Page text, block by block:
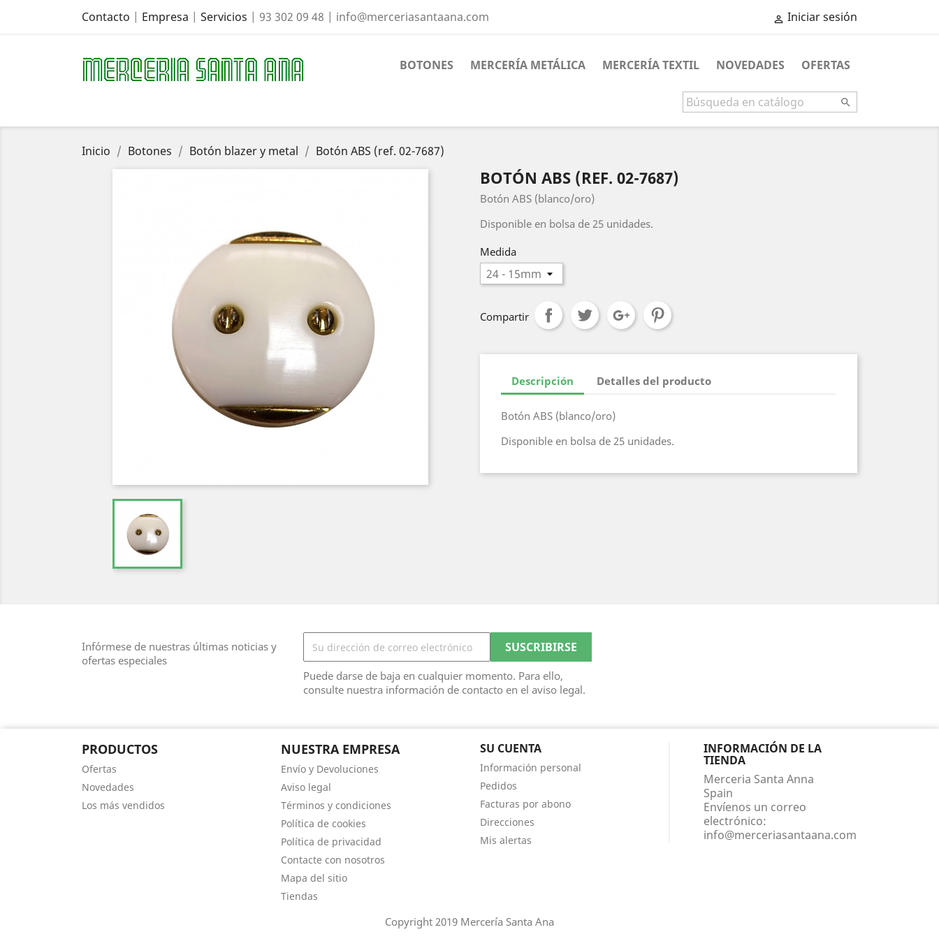
Contacto | Empresa | Servicios | 93 302 09 48 | info@merceriasantaana.com  Iniciar sesión
BOTONES MERCERÍA METÁLICA MERCERÍA TEXTIL NOVEDADES OFERTAS

Inicio Botones Botón blazer y metal Botón ABS (ref. 02-7687)
BOTÓN ABS (REF. 02-7687)
Botón ABS (blanco/oro)
Disponible en bolsa de 25 unidades.
Medida
Compartir
Descripción Detalles del producto
Botón ABS (blanco/oro)
Disponible en bolsa de 25 unidades.
Infórmese de nuestras últimas noticias y
ofertas especiales
Puede darse de baja en cualquier momento. Para ello,
consulte nuestra información de contacto en el aviso legal.
PRODUCTOS
Ofertas
Novedades
Los más vendidos
NUESTRA EMPRESA
Envío y Devoluciones
Aviso legal
Términos y condiciones
Política de cookies
Política de privacidad
Contacte con nosotros
Mapa del sitio
Tiendas
SU CUENTA
Información personal
Pedidos
Facturas por abono
Direcciones
Mis alertas
INFORMACIÓN DE LA
TIENDA
Merceria Santa Anna
Spain
Envíenos un correo
electrónico:
info@merceriasantaana.com
Copyright 2019 Mercería Santa Ana